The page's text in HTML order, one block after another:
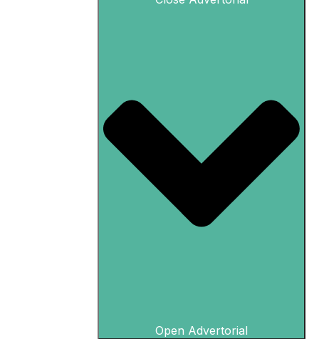
Open Advertorial